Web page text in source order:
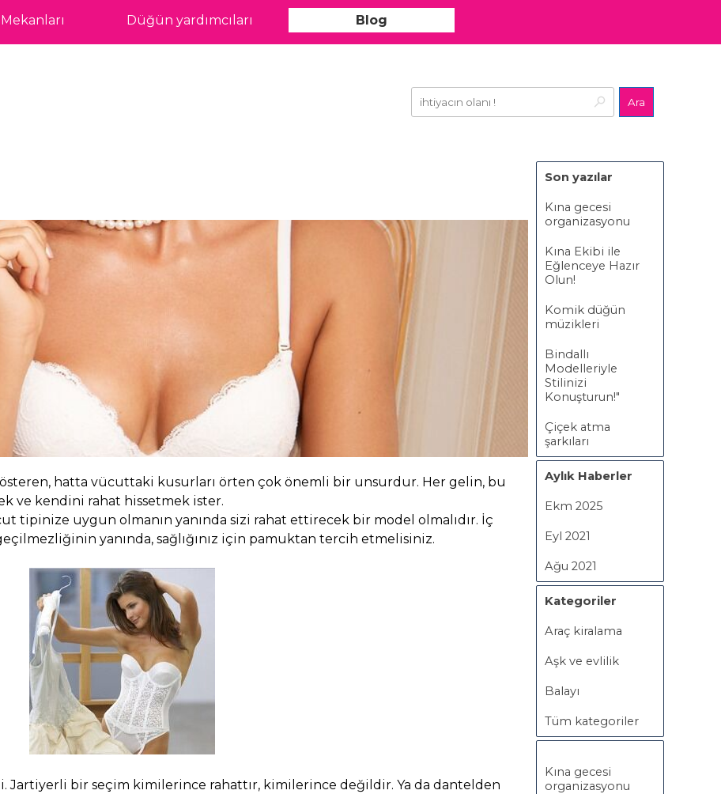
Ara
Düğün yardımcıları Blog
hatta vücuttaki kusurları örten çok önemli bir unsurdur. Her gelin, bu
ve kendini rahat hissetmek ister.
tipinize uygun olmanın yanında sizi rahat ettirecek bir model olmalıdır. İç
yanında, sağlığınız için pamuktan tercih etmelisiniz.
bir seçim kimilerince rahattır, kimilerince değildir. Ya da dantelden
Son yazılar
Kına gecesi
organizasyonu
Kına Ekibi ile
Eğlenceye Hazır
Olun!
Komik düğün
müzikleri
Bindallı
Modelleriyle
Stilinizi
Konuşturun!"
Çiçek atma
şarkıları
Aylık Haberler
Ekm 2025
Eyl 2021
Ağu 2021
Kategoriler
Araç kiralama
Aşk ve evlilik
Balayı
Tüm kategoriler
Kına gecesi
organizasyonu